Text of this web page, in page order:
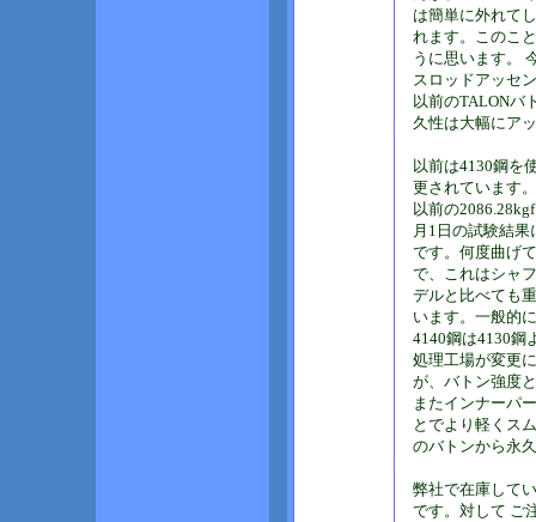
は簡単に外れて
れます。このこ
うに思います。
スロッドアッセ
以前のTALONバ
久性は大幅にア
以前は4130鋼を
更されています
以前の
月1日の試験結
です。何度曲げ
で、これはシャ
デルと比べても
います。一般的
4140鋼は4130鋼
処理工場が変更
が、バトン強度
またインナーパ
とでより軽くス
のバトンから永
弊社で在庫して
です。対して ご